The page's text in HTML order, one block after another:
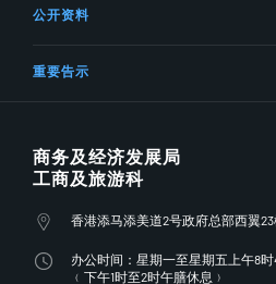
公开资料
重要告示
商务及经济发展局
工商及旅游科
香港添马添美道2号政府总部西翼
办公时间：星期一至星期五上午8
﹙下午1时至2时午膳休息﹚